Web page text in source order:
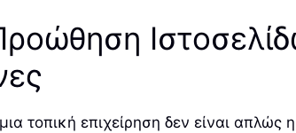
τοπική επιχείρηση δεν είναι